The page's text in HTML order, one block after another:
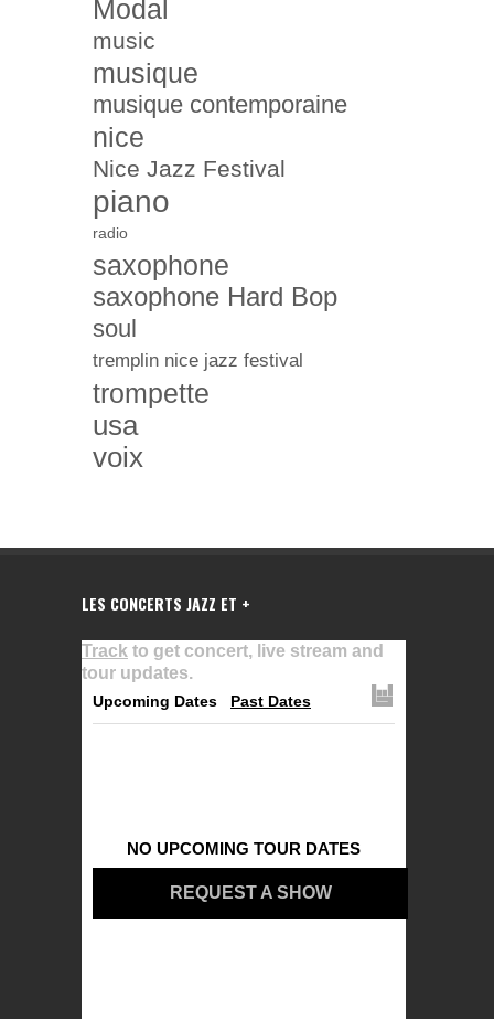
Modal
music
musique
musique contemporaine
nice
Nice Jazz Festival
piano
radio
saxophone
saxophone Hard Bop
soul
tremplin nice jazz festival
trompette
usa
voix
LES CONCERTS JAZZ ET +
Track to get concert, live stream and
tour updates.
Upcoming Dates Past Dates
NO UPCOMING TOUR DATES
REQUEST A SHOW